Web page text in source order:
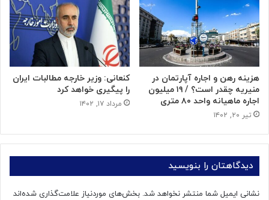
هزینه رهن و اجاره آپارتمان در
منیریه چقدر است؟ / ۱۹ میلیون
اجاره ماهیانه واحد ۸۰ متری
تیر ۲۰, ۱۴۰۲
کنعانی: وزیر خارجه مطالبات ایران
را پیگیری خواهد کرد
مرداد ۱۷, ۱۴۰۲
دیدگاهتان را بنویسید
نشانی ایمیل شما منتشر نخواهد شد. بخش‌های موردنیاز علامت‌گذاری شده‌اند